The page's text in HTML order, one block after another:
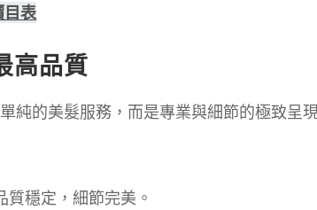
目表
高品質
純的美髮服務，而是專業與細節的極致呈
穩定，細節完美。